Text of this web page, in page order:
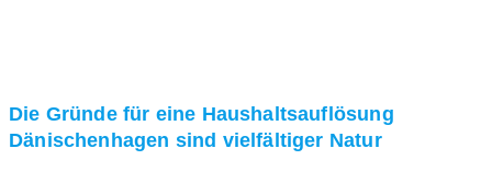
Die Gründe für eine Haushaltsauflösung
Dänischenhagen sind vielfältiger Natur